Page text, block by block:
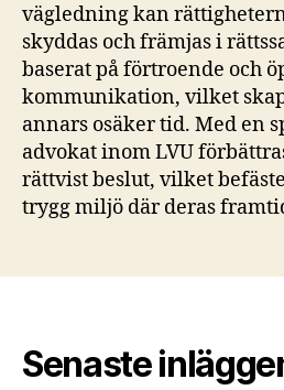
vägledning kan
skyddas och främjas i
baserat på förtroende och
kommunikation, vilket
annars osäker tid. Med en
advokat inom LVU
rättvist beslut, vilket
trygg miljö där deras
Senaste